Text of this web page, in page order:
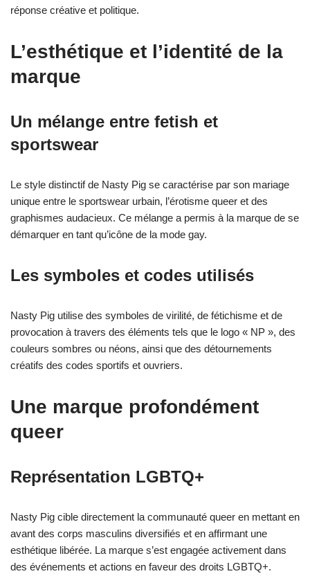
réponse créative et politique.
L’esthétique et l’identité de la
marque
Un mélange entre fetish et
sportswear
Le style distinctif de Nasty Pig se caractérise par son mariage
unique entre le sportswear urbain, l’érotisme queer et des
graphismes audacieux. Ce mélange a permis à la marque de se
démarquer en tant qu’icône de la mode gay.
Les symboles et codes utilisés
Nasty Pig utilise des symboles de virilité, de fétichisme et de
provocation à travers des éléments tels que le logo « NP », des
couleurs sombres ou néons, ainsi que des détournements
créatifs des codes sportifs et ouvriers.
Une marque profondément
queer
Représentation LGBTQ+
Nasty Pig cible directement la communauté queer en mettant en
avant des corps masculins diversifiés et en affirmant une
esthétique libérée. La marque s’est engagée activement dans
des événements et actions en faveur des droits LGBTQ+.